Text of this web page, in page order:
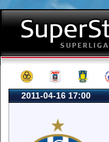
2011-04-16 17:00